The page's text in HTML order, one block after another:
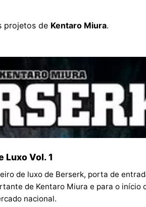
projetos de Kentaro Miura.
Luxo Vol. 1
de luxo de Berserk, porta de
de Kentaro Miura e para o início
nacional.